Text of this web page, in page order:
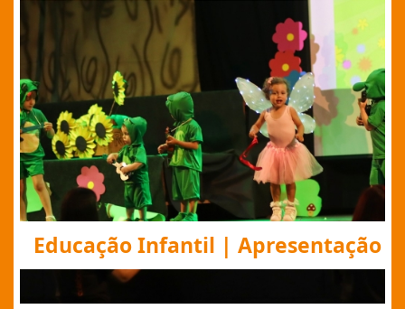
Educação Infantil | Apresentação